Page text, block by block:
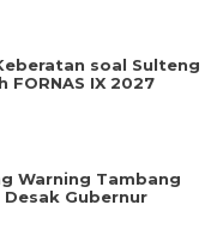
soal Sulteng
FORNAS IX 2027
Warning Tambang
Desak Gubernur